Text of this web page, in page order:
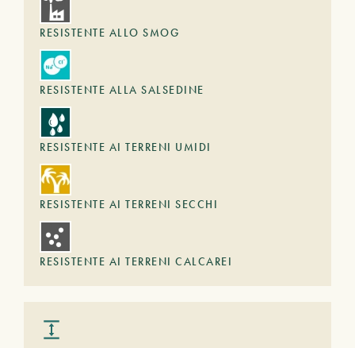
RESISTENTE ALLO SMOG
RESISTENTE ALLA SALSEDINE
RESISTENTE AI TERRENI UMIDI
RESISTENTE AI TERRENI SECCHI
RESISTENTE AI TERRENI CALCAREI